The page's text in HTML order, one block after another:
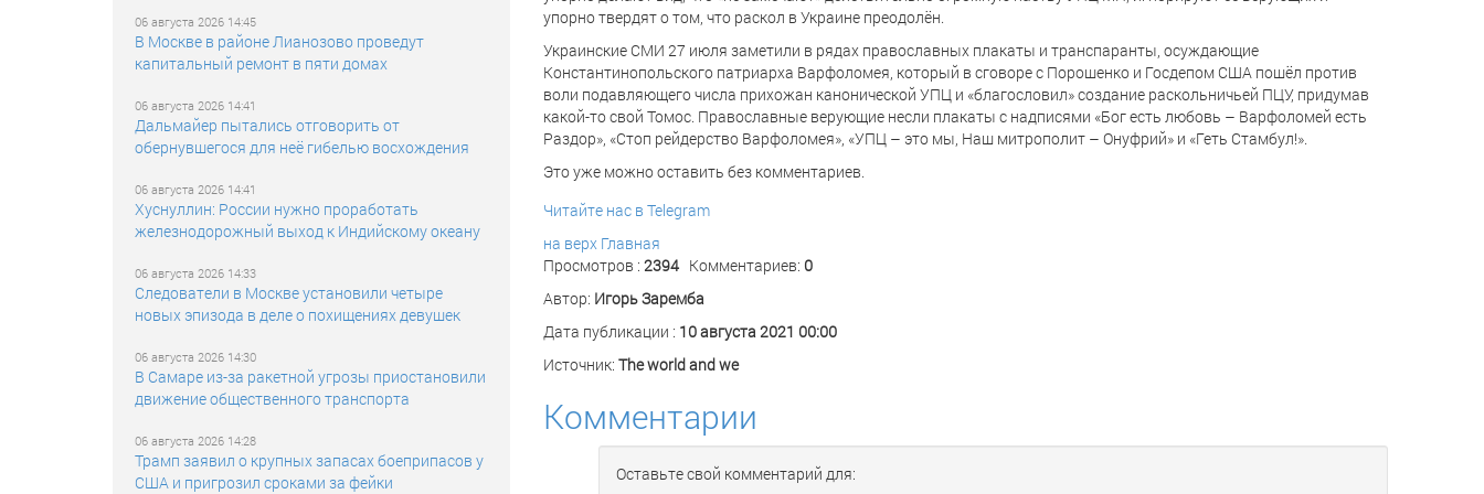
06 августа 2026 14:45
В Москве в районе Лианозово проведут
капитальный ремонт в пяти домах
06 августа 2026 14:41
Дальмайер пытались отговорить от
обернувшегося для неё гибелью восхождения
06 августа 2026 14:41
Хуснуллин: России нужно проработать
железнодорожный выход к Индийскому океану
06 августа 2026 14:33
Следователи в Москве установили четыре
новых эпизода в деле о похищениях девушек
06 августа 2026 14:30
В Самаре из-за ракетной угрозы приостановили
движение общественного транспорта
06 августа 2026 14:28
Трамп заявил о крупных запасах боеприпасов у
США и пригрозил сроками за фейки
упорно твердят о том, что раскол в Украине преодолён.
Украинские СМИ 27 июля заметили в рядах православных плакаты и транспаранты, осуждающие
Константинопольского патриарха Варфоломея, который в сговоре с Порошенко и Госдепом США пошёл против
воли подавляющего числа прихожан канонической УПЦ и «благословил» создание раскольничьей ПЦУ, придумав
какой-то свой Томос. Православные верующие несли плакаты с надписями «Бог есть любовь – Варфоломей есть
Раздор», «Стоп рейдерство Варфоломея», «УПЦ – это мы, Наш митрополит – Онуфрий» и «Геть Стамбул!».
Это уже можно оставить без комментариев.
Читайте нас в Telegram
на верх Главная
Просмотров : 2394 Комментариев: 0
Автор: Игорь Заремба
Дата публикации : 10 августа 2021 00:00
Источник: The world and we
Комментарии
Оставьте свой комментарий для: